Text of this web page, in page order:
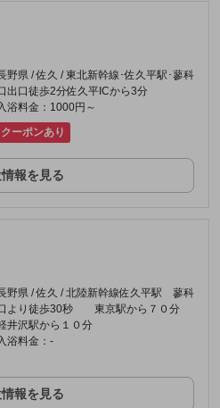
野県 / 佐久 / 東北新幹線･佐久平駅･蓼科
出口徒歩2分佐久平ICから3分
入浴料金：1000円～
クーポンあり
報を見る
野県 / 佐久 / 北陸新幹線佐久平駅 蓼科
より徒歩30秒 東京駅から７０分
井沢駅から１０分
浴料金：-
報を見る